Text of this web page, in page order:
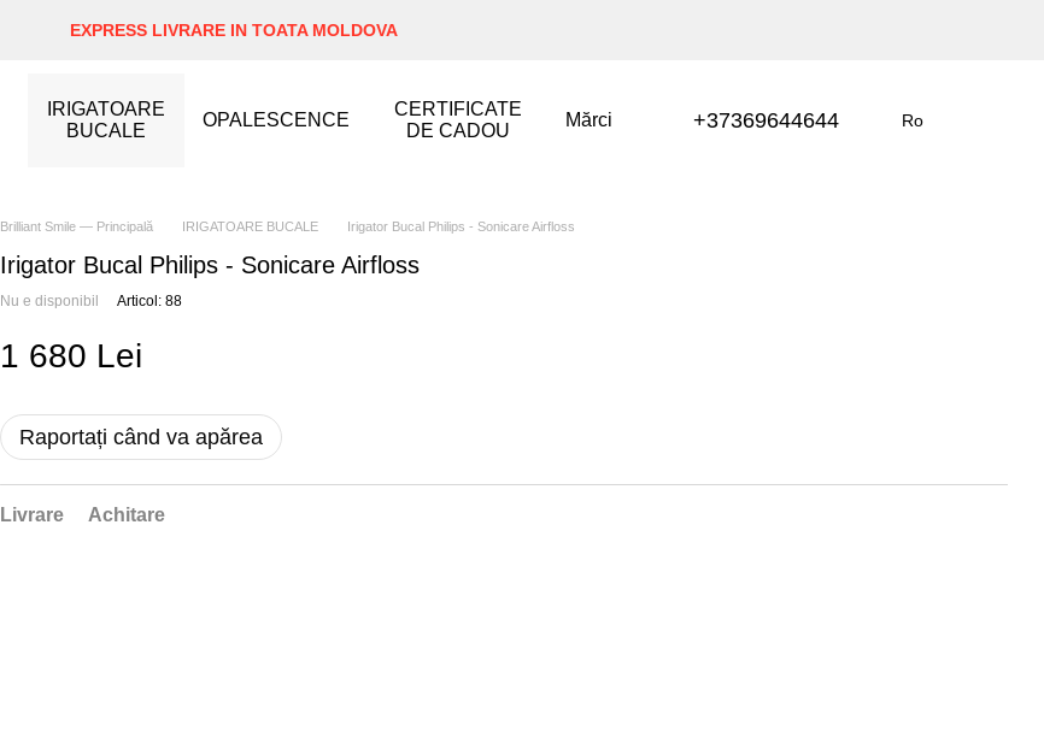
EXPRESS LIVRARE IN TOATA MOLDOVA
IRIGATOARE
BUCALE
OPALESCENCE
CERTIFICATE
DE CADOU
Mărci +37369644644 Ro
Brilliant Smile — Principală IRIGATOARE BUCALE Irigator Bucal Philips - Sonicare Airfloss
Irigator Bucal Philips - Sonicare Airfloss
Nu e disponibil Articol: 88
1 680 Lei
Raportați când va apărea
Livrare Achitare